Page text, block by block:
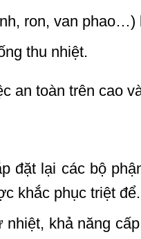
ron, van phao…)
thu nhiệt.
an toàn trên cao
đặt lại các bộ
khắc phục triệt để.
khả năng